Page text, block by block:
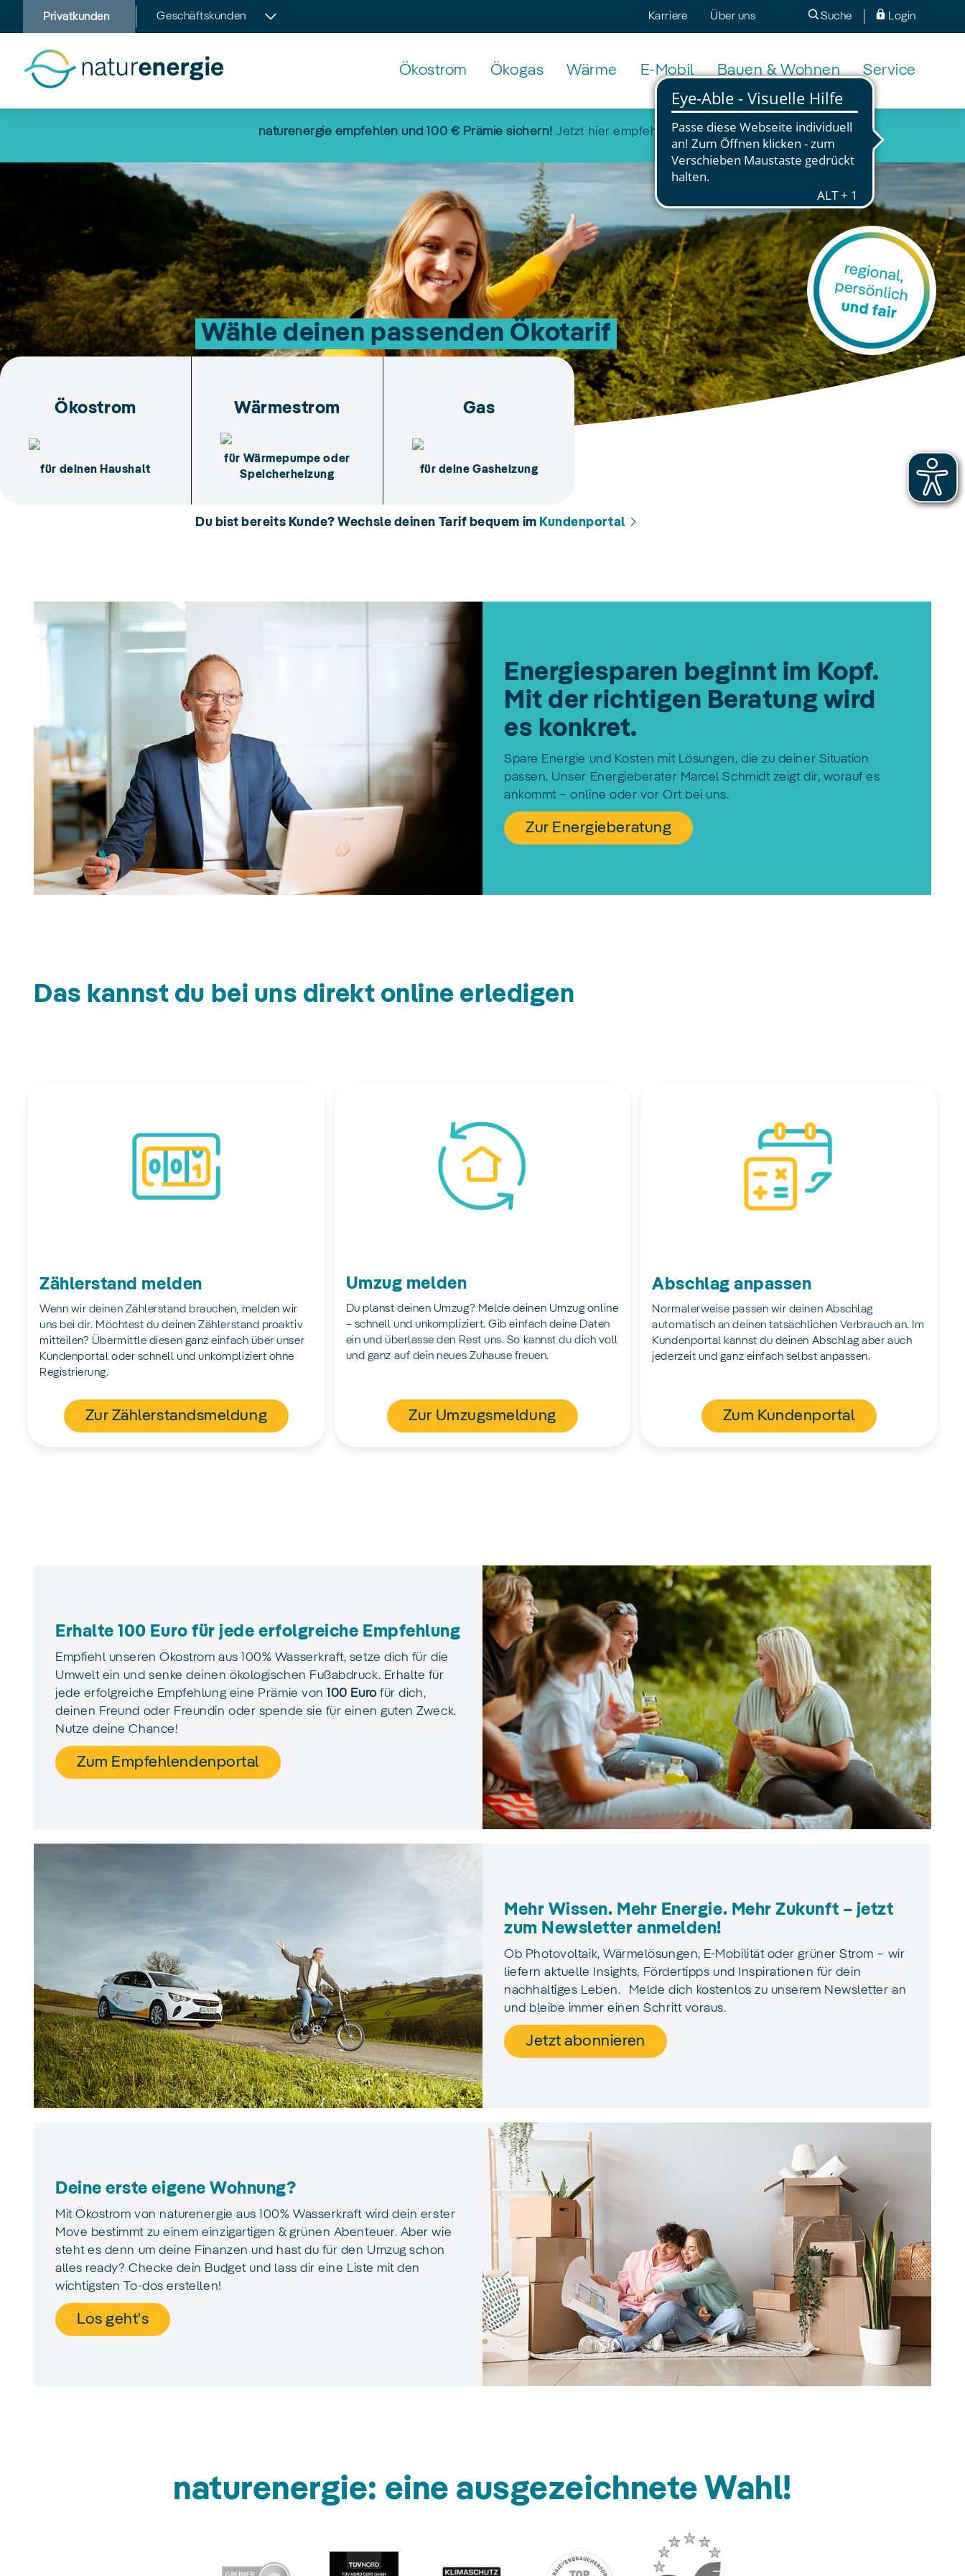
Privatkunden Geschäftskunden Karriere Über uns Suche Login
Ökostrom
Pfeiltasten
erreichbar
Ökogas Wärme E-Mobil Bauen & Wohnen Service
naturenergie empfehlen und 100 € Prämie sichern!Jetzt hier empfehlen
Wähle deinen passenden Ökotarif
Ökostrom
für deinen Haushalt
Wärmestrom
für Wärmepumpe oder
Speicherheizung
Gas
für deine Gasheizung
Du bist bereits Kunde? Wechsle deinen Tarif bequem im Kundenportal
Energiesparen beginnt im Kopf.
Mit der richtigen Beratung wird
es konkret.
Spare Energie und Kosten mit Lösungen, die zu deiner Situation
passen. Unser Energieberater Marcel Schmidt zeigt dir, worauf es
ankommt – online oder vor Ort bei uns.
Zur Energieberatung
Das kannst du bei uns direkt online erledigen
Zählerstand melden
Wenn wir deinen Zählerstand brauchen, melden wir
uns bei dir. Möchtest du deinen Zählerstand proaktiv
mitteilen? Übermittle diesen ganz einfach über unser
Kundenportal oder schnell und unkompliziert ohne
Registrierung.
Zur Zählerstandsmeldung
Umzug melden
Du planst deinen Umzug? Melde deinen Umzug online
– schnell und unkompliziert. Gib einfach deine Daten
ein und überlasse den Rest uns. So kannst du dich voll
und ganz auf dein neues Zuhause freuen.
Zur Umzugsmeldung
Abschlag anpassen
Normalerweise passen wir deinen Abschlag
automatisch an deinen tatsächlichen Verbrauch an. Im
Kundenportal kannst du deinen Abschlag aber auch
jederzeit und ganz einfach selbst anpassen.
Zum Kundenportal
Erhalte 100 Euro für jede erfolgreiche Empfehlung
Empfiehl unseren Ökostrom aus 100% Wasserkraft, setze dich für die
Umwelt ein und senke deinen ökologischen Fußabdruck. Erhalte für
jede erfolgreiche Empfehlung eine Prämie von100 Eurofür dich,
deinen Freund oder Freundin oder spende sie für einen guten Zweck.
Nutze deine Chance!
Zum Empfehlendenportal
Mehr Wissen. Mehr Energie. Mehr Zukunft – jetzt
zum Newsletter anmelden!
Ob Photovoltaik, Wärmelösungen, E‑Mobilität oder grüner Strom – wir
liefern aktuelle Insights, Fördertipps und Inspirationen für dein
nachhaltiges Leben. Melde dich kostenlos zu unserem Newsletter an
und bleibe immer einen Schritt voraus.
Jetzt abonnieren
Deine erste eigene Wohnung?
Mit Ökostrom von naturenergie aus 100% Wasserkraft wird dein erster
Move bestimmt zu einem einzigartigen & grünen Abenteuer. Aber wie
steht es denn um deine Finanzen und hast du für den Umzug schon
alles ready? Checke dein Budget und lass dir eine Liste mit den
wichtigsten To-dos erstellen!
Los geht's
naturenergie: eine ausgezeichnete Wahl!